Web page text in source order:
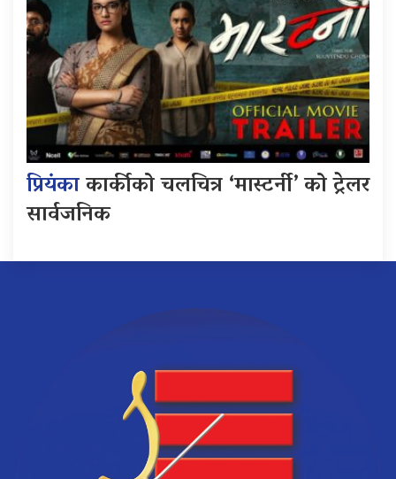
प्रियंकाकार्कीको चलचित्र ‘मास्टर्नी’ को ट्रेलर
सार्वजनिक